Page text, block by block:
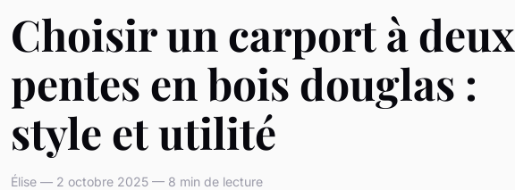
Choisir un carport à deux
pentes en bois douglas :
style et utilité
Élise — 2 octobre 2025 — 8 min de lecture